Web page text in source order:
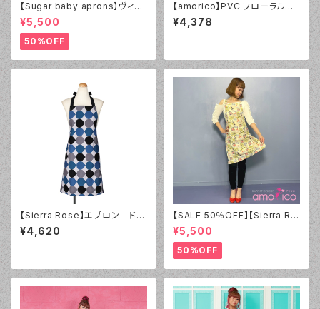
【Sugar baby aprons】ヴィン
テージダーリン エプロン ライラ
ック
¥5,500
50%OFF
【amorico】PVC フローラルホ
ワイト NEW エプロン
¥4,378
【Sierra Rose】エプロン ドロ
ップ（ユニセックス）
¥4,620
【SALE 50％OFF】【Sierra Ro
se】エプロン Miss Travel L
over Cross Back
¥5,500
50%OFF